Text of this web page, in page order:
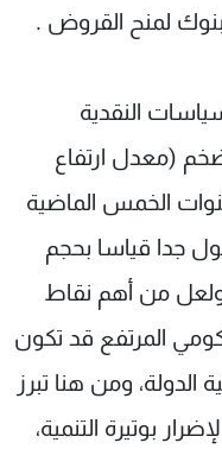
لمنح القروض .
النقدية
(معدل ارتفاع
الخمس الماضية
جدا قياسا بحجم
ولعل من أهم نقاط
المرتفع قد تكون
الدولة، ومن هنا تبرز
بوتيرة التنمية،